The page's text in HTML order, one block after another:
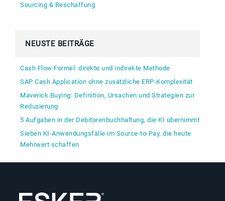
Sourcing & Beschaffung
NEUSTE BEITRÄGE
Cash Flow Formel: direkte und indirekte Methode
SAP Cash Application ohne zusätzliche ERP-Komplexität
Maverick Buying: Definition, Ursachen und Strategien zur
Reduzierung
5 Aufgaben in der Debitorenbuchhaltung, die KI übernimmt
Sieben KI-Anwendungsfälle im Source-to-Pay, die heute
Mehrwert schaffen